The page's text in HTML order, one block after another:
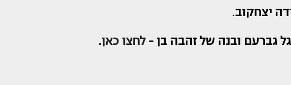
יצחקוב.
גברעם ובנה של זהבה בן -לחצו כאן.